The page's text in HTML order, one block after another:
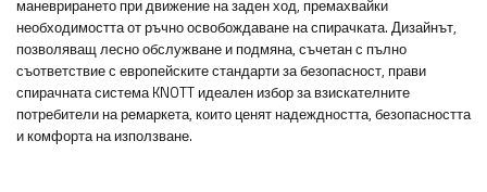
маневрирането при движение на заден ход, премахвайки
необходимостта от ръчно освобождаване на спирачката. Дизайнът,
позволяващ лесно обслужване и подмяна, съчетан с пълно
съответствие с европейските стандарти за безопасност, прави
спирачната система KNOTT идеален избор за взискателните
потребители на ремаркета, които ценят надеждността, безопасността
и комфорта на използване.